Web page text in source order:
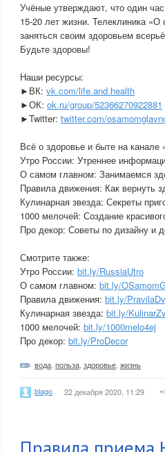
Учёные утверждают, что один
15-20 лет жизни. Телеклиника
заняться своим здоровьем
Будьте здоровы!
Наши ресурсы:
►ВК: vk.com/life.and.health
►ОК: ok.ru/group/52366270922881
►Twitter: twitter.com/
Всё о здоровье и быте на
Утро России: Утреннее
О самом главном: Занимаемся
Правила движения: Как вернуть
Кулинарная звезда: Секреты
1000 мелочей: Создание
Про декор: Советы по дизайну и
Смотрите также:
Утро России: bit.ly/RussiaUtro
О самом главном: bit.ly/
Правила движения: bit.ly/
Кулинарная звезда: bit.ly/
1000 мелочей: bit.ly/1000melo4ej
Про декор: bit.ly/ProDecor
вода польза здоровье жизнь
blago 22 декабря 2020, 11:29